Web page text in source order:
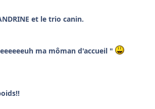
et le trio canin.
ma môman d'accueil "